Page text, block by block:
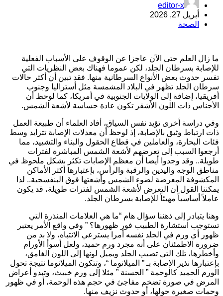
editor-x
أبريل 27, 2026
الصحة
زال العلم حتى الآن عاجزا عن الوقوف على الأسباب الفعلية
بسرطان الجلد، لكن عموما فهناك بعض النظريات التي
حدوث بعض الأنواع السرطانية منها. فقد تبين أن أكثر حالات
الجلد تظهر في البلاد المشمسة مثل أستراليا وجنوب
إضافة إلى الولايات الجنوبية في أمريكا، كما لوحظ أن
ذات اللون الأشقر تكون عادة حساسة لأشعة الشمس.
دراسة أخرى تؤيد نفس السياق، أفاد العلماء أن طبيعة العمل
ارتباط وثيق بالإصابة، إذ لوحظ أن معدلات الإصابة تتزايد وسط
البحارة، والعاملين في قطاع الحقول والبناء والتشييد، مما
السبب إلى تعرضهم لأشعة الشمس المباشرة لفترات
وقد وجدوا أيضا أن معظم الإصابات تكثر بشكل ملحوظ في
الوجه واليدين والرقبة والرأس، بإعتبارها أكثر الأماكن
المعرضة لضوء الشمس وأشعتها فوق البنفسجية.. لذا
القول أن التعرض لأشعة الشمس لفترات طويلة، قد يكون
أساسياً مهيئاً للإصابة بسرطان الجلد.
يتبادر إلى ذهننا سؤال هام “ما هي العلامات المنذرة التي
استشارة الطبيب فور ظهورها؟ ” وفي واقع الأمر يعتبر
أي ورم في الجلد نفسه أمرا يسترعي الانتباه، ولا بد من
الاطمئنان على أنه مجرد ورم حميد، ولعل أسوأ الأورام
تلك التي تصيب الجلد ويميل لونها إلى اللون الغامق،
نذير الإصابة بـ ” الميلانوما “، وتتكون الميلانوما نتيجة تحول
الحميد كالوحمة ” الحسنة ” مثلا إلى ورم خبيث، وتبدو أعراض
في صورة تضخم مفاجئ في حجم هذه الوحمة، أو في ظهور
صغيرة حولها، أو حدوث نزيف منها.